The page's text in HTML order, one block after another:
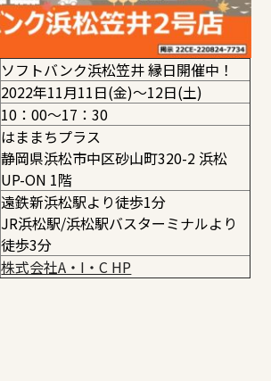
ソフトバンク浜松笠井 縁日開催中！
2022年11月11日(金)～12日(土)
10：00～17：30
はままちプラス
静岡県浜松市中区砂山町320-2 浜松
UP-ON 1階
遠鉄新浜松駅より徒歩1分
JR浜松駅/浜松駅バスターミナルより
徒歩3分
株式会社A・I・C HP